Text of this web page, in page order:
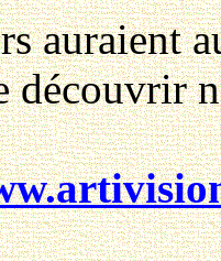
auraient
découvrir